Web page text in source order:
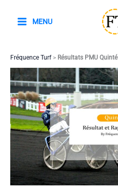
MENU
Fréquence Turf> Résultats PMU Quinté